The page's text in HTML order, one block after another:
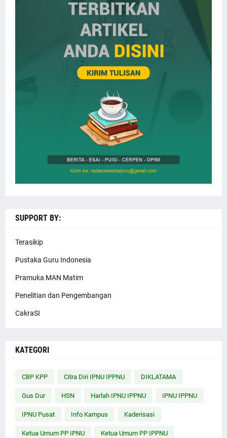
SUPPORT BY:
Terasikip
Pustaka Guru Indonesia
Pramuka MAN Matim
Penelitian dan Pengembangan
CakraSI
KATEGORI
CBP KPP Citra Diri IPNU IPPNU DIKLATAMA
Gus Dur HSN Harlah IPNU IPPNU IPNU IPPNU
IPNU Pusat Info Kampus Kaderisasi
Ketua Umum PP IPNU Ketua Umum PP IPPNU